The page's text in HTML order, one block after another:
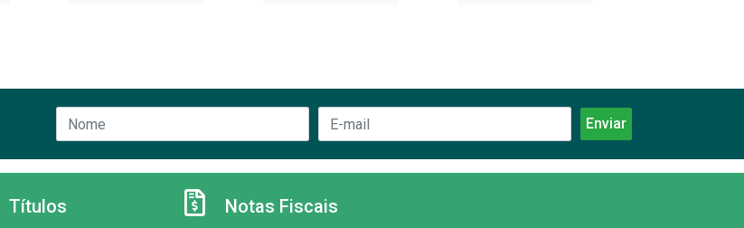
Títulos Notas Fiscais